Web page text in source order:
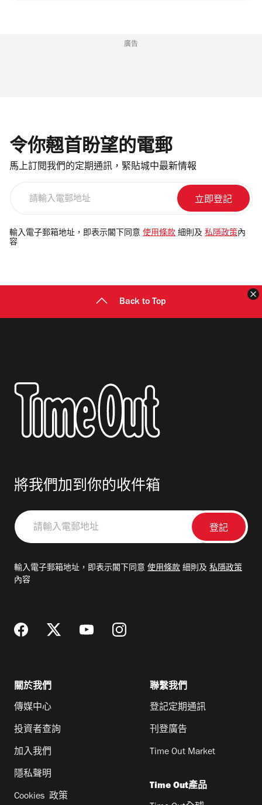
廣告
令你翹首盼望的電郵
馬上訂閱我們的定期通訊，緊貼城中最新情報
電
郵
輸入電子郵箱地址，即表示閣下同意 使用條款 細則及 私隱政策 內
容
Back to Top
將我們加到你的收件箱
請
輸
郵
輸入電子郵箱地址，即表示閣下同意 使用條款 細則及 私隱政策
內容
關於我們
傳媒中心
投資者查詢
加入我們
隱私聲明
Cookies 政策
聯繫我們
登記定期通訊
刊登廣告
Time Out Market
Time Out產品